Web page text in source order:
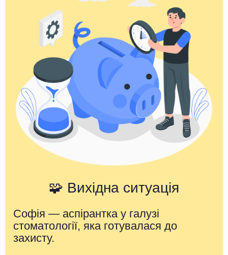
🧩 Вихідна ситуація
Софія — аспірантка у галузі
стоматології, яка готувалася до
захисту.